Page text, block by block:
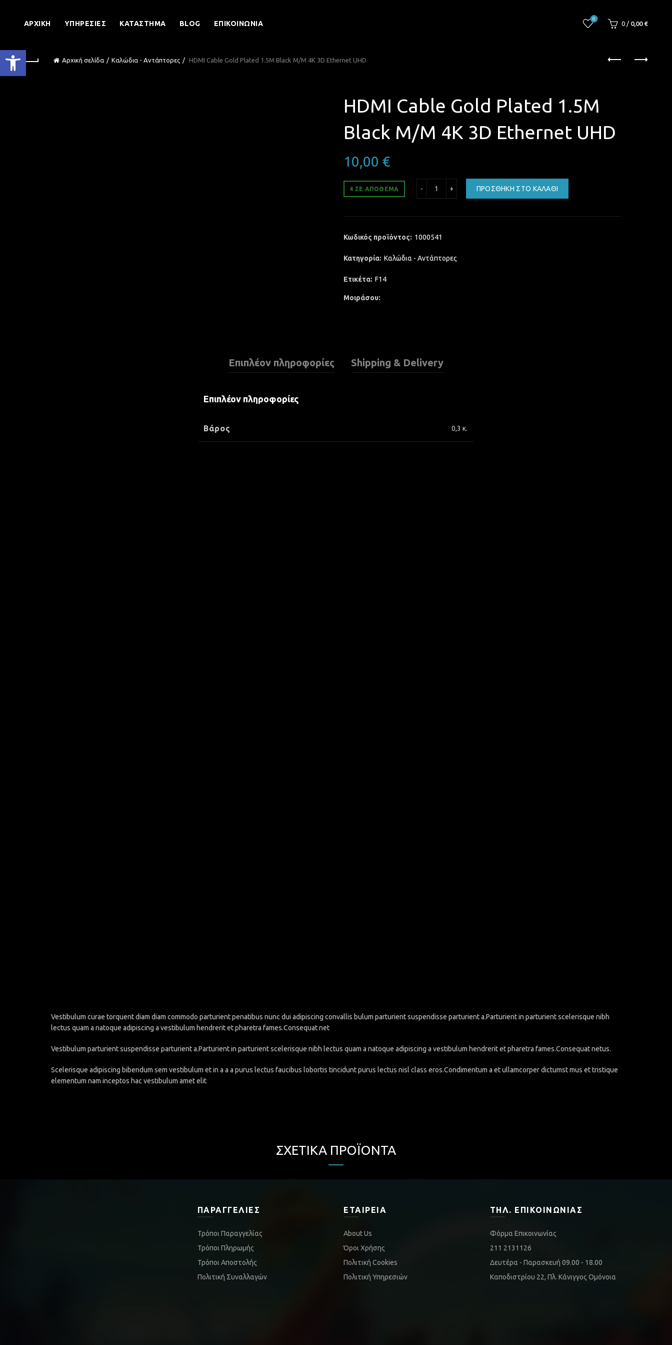
Ανοίξτε τη γραμμή εργαλείων
ΑΡΧΙΚΉ ΥΠΗΡΕΣΊΕΣ ΚΑΤΆΣΤΗΜΑ BLOG ΕΠΙΚΟΙΝΩΝΊΑ
0
0 / 0,00 €
Αρχική σελίδα Καλώδια - Αντάπτορες HDMI Cable Gold Plated 1.5M Black M/M 4K 3D Ethernet UHD
HDMI Cable Gold Plated 1.5M
Black M/M 4K 3D Ethernet UHD
10,00 €
4 ΣΕ ΑΠΌΘΕΜΑ ΠΡΟΣΘΉΚΗ ΣΤΟ ΚΑΛΆΘΙ
Κωδικός προϊόντος: 1000541
Κατηγορία: Καλώδια - Αντάπτορες
Ετικέτα: F14
Μοιράσου
Επιπλέον πληροφορίες Shipping & Delivery
Επιπλέον πληροφορίες
Βάρος 0,3 κ.
Vestibulum curae torquent diam diam commodo parturient penatibus nunc dui adipiscing convallis bulum parturient suspendisse parturient a.Parturient in parturient scelerisque nibh
lectus quam a natoque adipiscing a vestibulum hendrerit et pharetra fames.Consequat net
Vestibulum parturient suspendisse parturient a.Parturient in parturient scelerisque nibh lectus quam a natoque adipiscing a vestibulum hendrerit et pharetra fames.Consequat netus.
Scelerisque adipiscing bibendum sem vestibulum et in a a a purus lectus faucibus lobortis tincidunt purus lectus nisl class eros.Condimentum a et ullamcorper dictumst mus et tristique
elementum nam inceptos hac vestibulum amet elit
ΣΧΕΤΙΚΆ ΠΡΟΪΌΝΤΑ
ΠΑΡΑΓΓΕΛΊΕΣ
Τρόποι Παραγγελίας
Τρόποι Πληρωμής
Τρόποι Αποστολής
Πολιτική Συναλλαγών
ΕΤΑΙΡΕΊΑ
About Us
Όροι Χρήσης
Πολιτική Cookies
Πολιτική Υπηρεσιών
ΤΗΛ. ΕΠΙΚΟΙΝΩΝΊΑΣ
Φόρμα Επικοινωνίας
211 2131126
Δευτέρα - Παρασκευή 09.00 - 18.00
Καποδιστρίου 22, Πλ. Κάνιγγος Ομόνοια